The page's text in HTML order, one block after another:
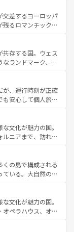
スペインはその個
る。 なお、新着のスペイン情報は コ
宮殿、歴史的な大
然が、訪れる者を心
の国としても知ら
、プロヴァンスの
み方が可能だ。さ
ており、どの街角に
なる文化を体験で
情報はコンテンツ一覧
交差するヨーロッパ
るロマンチック街
ることがない。ベ
ルプスの絶景、そ
風景は必見。ビール
新着の
てほしい。
存する国。ウェス
なランドマーク、歴
雅なアフタヌーン
国パブ、サッカー観
富。イギリスを旅
が、運行時刻が正確
安心して個人旅行
ではのユニークな
町歩きも満喫する
価も高いが、旅行
。 なお、新
照してほしい。
文化が魅力の国。
ニアまで、訪れる
グ、エンターテイ
。一方、アメリカ
ャニオンやイエロー
が融合した独特の
で異なる魅力を楽
感じることができ
の島で構成される
いる。大自然の神
地といえばオアフ
島やカウアイ島が
をはじめ、豊かな
てくれるハワイの
文化が魅力の国。
ペラハウス、オー
ル（エアーズロッ